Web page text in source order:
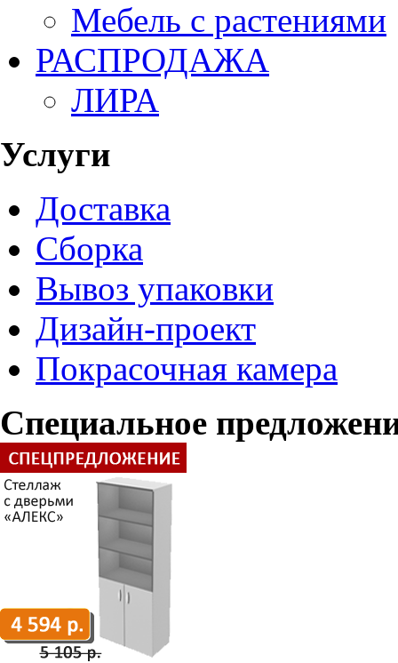
Мебель с растениями
РАСПРОДАЖА
ЛИРА
Услуги
Доставка
Сборка
Вывоз упаковки
Дизайн-проект
Покрасочная камера
Специальное